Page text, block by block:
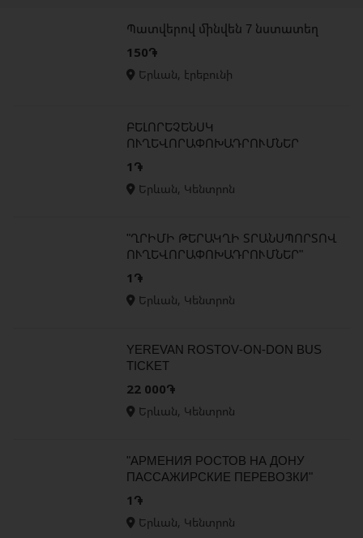
Պատվերով մինվեն 7 նստատեղ
150֏
Երևան, էրեբունի
ԲԵԼՈՐԵՉԵՆՍԿ
ՈՒՂԵՎՈՐԱՓՈԽԱԴՐՈՒՄՆԵՐ
1֏
Երևան, Կենտրոն
"ՂՐԻՄԻ ԹԵՐԱԿՂԻ ՏՐԱՆՍՊՈՐՏՈՎ
ՈՒՂԵՎՈՐԱՓՈԽԱԴՐՈՒՄՆԵՐ"
1֏
Երևան, Կենտրոն
YEREVAN ROSTOV-ON-DON BUS
TICKET
22 000֏
Երևան, Կենտրոն
"АРМЕНИЯ РОСТОВ НА ДОНУ
ПАССАЖИРСКИЕ ПЕРЕВОЗКИ"
1֏
Երևան, Կենտրոն